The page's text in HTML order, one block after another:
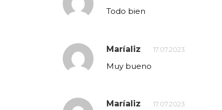
Todo bien
Maríaliz 17.07.2023
Muy bueno
Maríaliz 17.07.2023